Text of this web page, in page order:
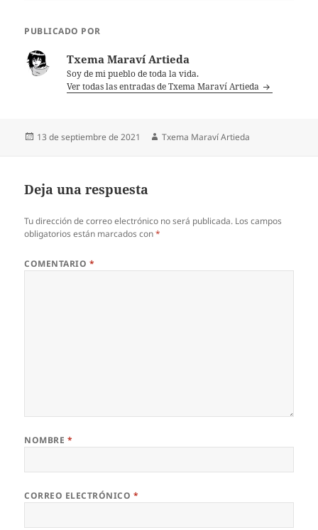
PUBLICADO POR
Txema Maraví Artieda
Soy de mi pueblo de toda la vida.
Ver todas las entradas de Txema Maraví Artieda
Publicado
13 de septiembre de 2021 Autor
Txema Maraví Artieda
Deja una respuesta
Tu dirección de correo electrónico no será publicada. Los campos
obligatorios están marcados con*
COMENTARIO *
NOMBRE *
CORREO ELECTRÓNICO *